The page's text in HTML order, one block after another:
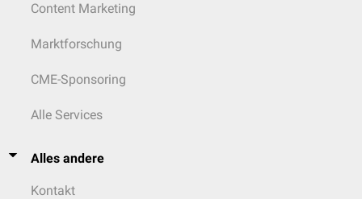
Content Marketing
Marktforschung
CME-Sponsoring
Alle Services
Alles andere
Kontakt